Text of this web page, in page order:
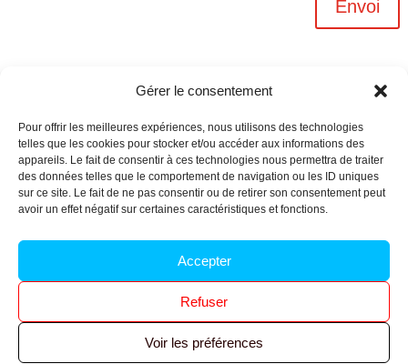
Gérer le consentement
Pour offrir les meilleures expériences, nous utilisons des technologies
telles que les cookies pour stocker et/ou accéder aux informations des
appareils. Le fait de consentir à ces technologies nous permettra de traiter
des données telles que le comportement de navigation ou les ID uniques
sur ce site. Le fait de ne pas consentir ou de retirer son consentement peut
avoir un effet négatif sur certaines caractéristiques et fonctions.
Accepter
Refuser
Voir les préférences
Envoi
Archives n-6
Politique de confidentialité–
© 2026 FNIC CGT – Tous droits réservés.